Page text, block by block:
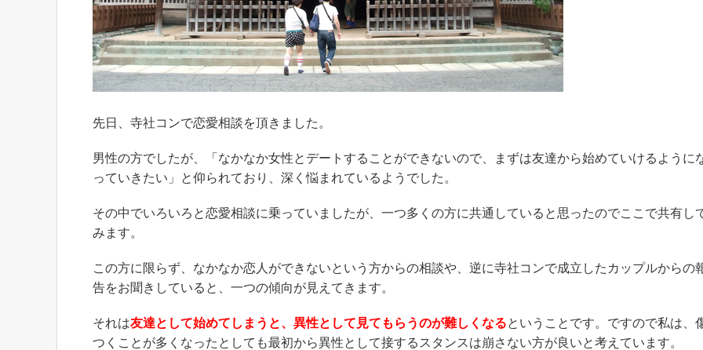
先日、寺社コンで恋愛相談を頂きました。
男性の方でしたが、「なかなか女性とデートすることができないので、まずは友達から始めていけるように
っていきたい」と仰られており、深く悩まれているようでした。
その中でいろいろと恋愛相談に乗っていましたが、一つ多くの方に共通していると思ったのでここで共有し
みます。
この方に限らず、なかなか恋人ができないという方からの相談や、逆に寺社コンで成立したカップルからの
告をお聞きしていると、一つの傾向が見えてきます。
それは友達として始めてしまうと、異性として見てもらうのが難しくなるということです。ですので私は、
つくことが多くなったとしても最初から異性として接するスタンスは崩さない方が良いと考えています。